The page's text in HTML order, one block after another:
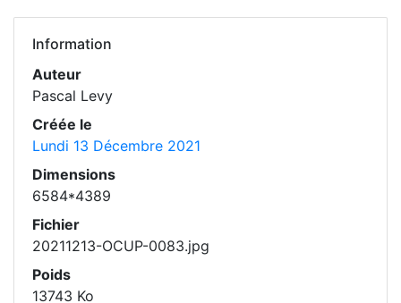
Information
Auteur
Pascal Levy
Créée le
Lundi 13 Décembre 2021
Dimensions
6584*4389
Fichier
20211213-OCUP-0083.jpg
Poids
13743 Ko